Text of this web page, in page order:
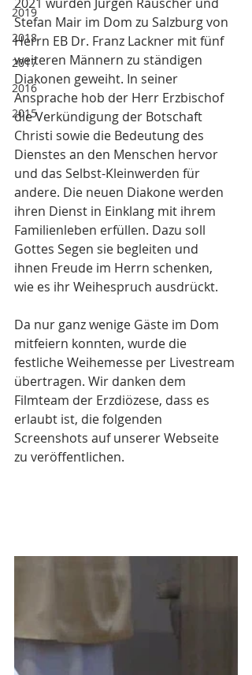
2019
2018
2017
2016
2015
Stefan Mair im Dom zu Salzburg von
Herrn EB Dr. Franz Lackner mit fünf
weiteren Männern zu ständigen
Diakonen geweiht. In seiner
Ansprache hob der Herr Erzbischof
die Verkündigung der Botschaft
Christi sowie die Bedeutung des
Dienstes an den Menschen hervor
und das Selbst-Kleinwerden für
andere. Die neuen Diakone werden
ihren Dienst in Einklang mit ihrem
Familienleben erfüllen. Dazu soll
Gottes Segen sie begleiten und
ihnen Freude im Herrn schenken,
wie es ihr Weihespruch ausdrückt.
Da nur ganz wenige Gäste im Dom
mitfeiern konnten, wurde die
festliche Weihemesse per Livestream
übertragen. Wir danken dem
Filmteam der Erzdiözese, dass es
erlaubt ist, die folgenden
Screenshots auf unserer Webseite
zu veröffentlichen.